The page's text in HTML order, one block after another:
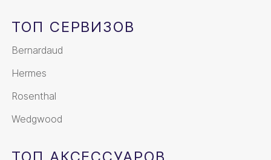
ТОП СЕРВИЗОВ
Bernardaud
Hermes
Rosenthal
Wedgwood
ТОП АКСЕССУАРОВ